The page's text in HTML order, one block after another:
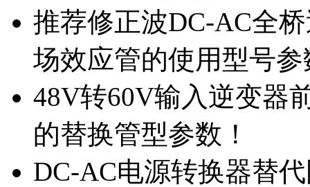
推荐修正波DC-AC全
场效应管的使用型号参
48V转60V输入逆变器
的替换管型参数！
DC-AC电源转换器替